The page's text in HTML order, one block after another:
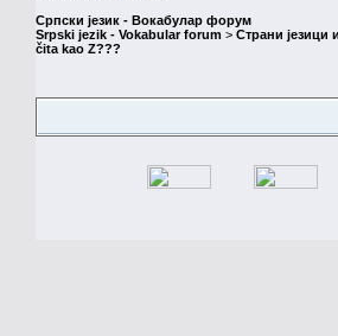
Српски језик - Вокабулар форум
Srpski jezik - Vokabular forum > Страни језици
čita kao Z???